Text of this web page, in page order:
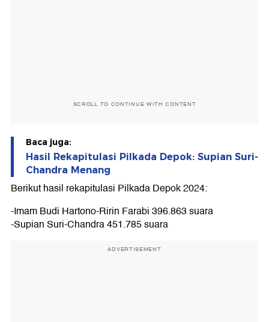
SCROLL TO CONTINUE WITH CONTENT
Baca juga:
Hasil Rekapitulasi Pilkada Depok: Supian Suri-
Chandra Menang
Berikut hasil rekapitulasi Pilkada Depok 2024:
-Imam Budi Hartono-Ririn Farabi 396.863 suara
-Supian Suri-Chandra 451.785 suara
ADVERTISEMENT